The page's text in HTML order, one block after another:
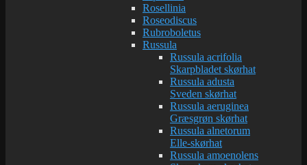
Rosellinia
Roseodiscus
Rubroboletus
Russula
Russula acrifolia
Skarpbladet skørhat
Russula adusta
Sveden skørhat
Russula aeruginea
Græsgrøn skørhat
Russula alnetorum
Elle-skørhat
Russula amoenolens